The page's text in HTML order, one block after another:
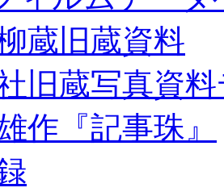
蔵旧蔵資料
旧蔵写真資
作『記事珠』